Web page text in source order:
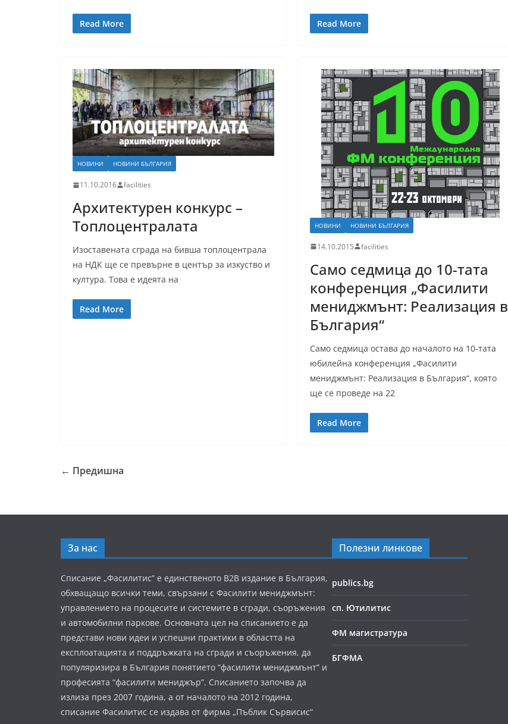
Read More Read More
НОВИНИ НОВИНИ БЪЛГАРИЯ
11.10.2016 facilities
Архитектурен конкурс –
Топлоцентралата
Изоставената сграда на бивша топлоцентрала
на НДК ще се превърне в център за изкуство и
култура. Това е идеята на
Read More
НОВИНИ НОВИНИ БЪЛГАРИЯ
14.10.2015 facilities
Само седмица до 10-тата
конференция „Фасилити
мениджмънт: Реализация в
България“
Само седмица остава до началото на 10-тата
юбилейна конференция „Фасилити
мениджмънт: Реализация в България“, която
ще се проведе на 22
Read More
← Предишна
За нас
Списание „Фасилитис” е единственото B2B издание в България,
обхващащо всички теми, свързани с Фасилити мениджмънт:
управлението на процесите и системите в сгради, съоръжения
и автомобилни паркове. Основната цел на списанието е да
представи нови идеи и успешни практики в областта на
експлоатацията и поддръжката на сгради и съоръжения, да
популяризира в България понятието “фасилити мениджмънт” и
професията “фасилити мениджър”. Списанието започва да
излиза през 2007 година, а от началото на 2012 година,
списание Фасилитис се издава от фирма „Пъблик Сървисис“
Полезни линкове
publics.bg
сп. Ютилитис
ФМ магистратура
БГФМА